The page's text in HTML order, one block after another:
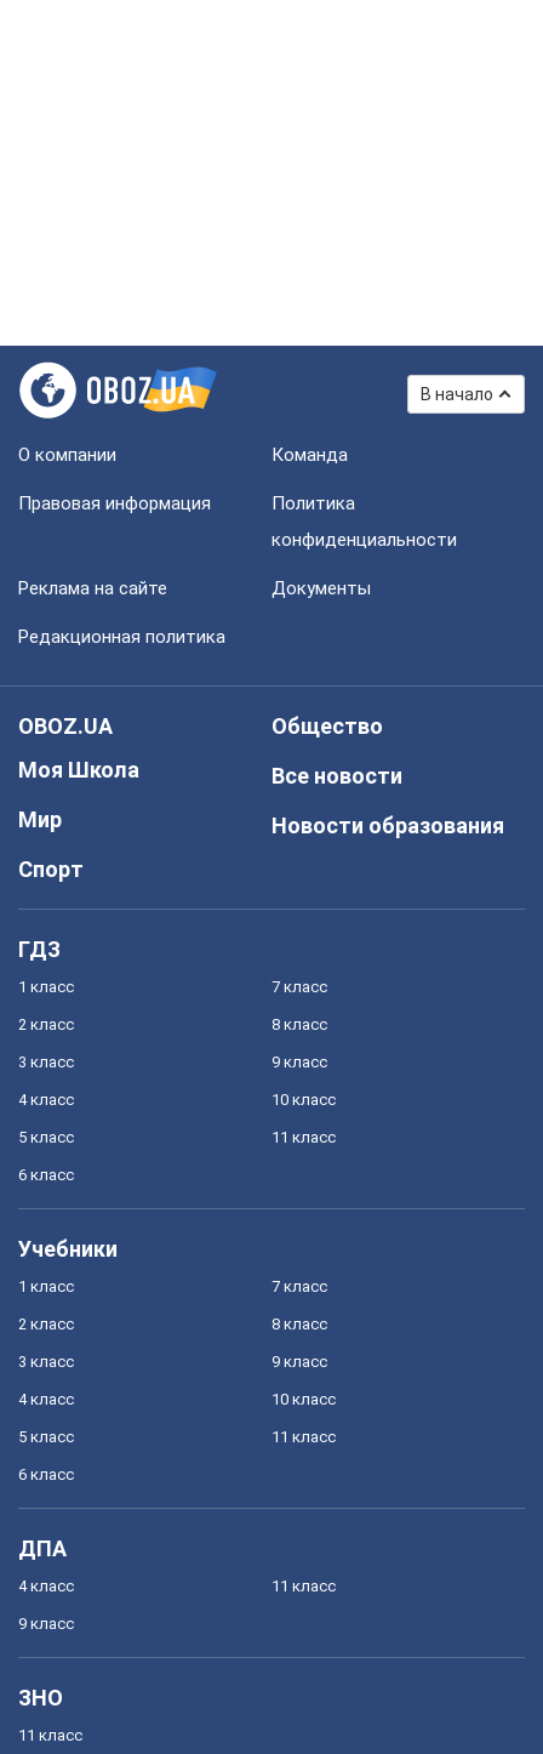
В начало
О компании Команда
Правовая информация
Политика
конфиденциальности
Реклама на сайте Документы
Редакционная политика
OBOZ.UA
Моя Школа
Мир
Спорт
Общество
Все новости
Новости образования
ГДЗ
1 класс
2 класс
3 класс
4 класс
5 класс
6 класс
7 класс
8 класс
9 класс
10 класс
11 класс
Учебники
1 класс
2 класс
3 класс
4 класс
5 класс
6 класс
7 класс
8 класс
9 класс
10 класс
11 класс
ДПА
4 класс
9 класс
11 класс
ЗНО
11 класс